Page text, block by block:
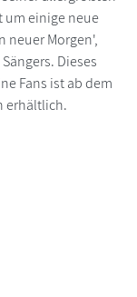
um einige neue
neuer Morgen',
Dieses
Fans ist ab dem
erhältlich.